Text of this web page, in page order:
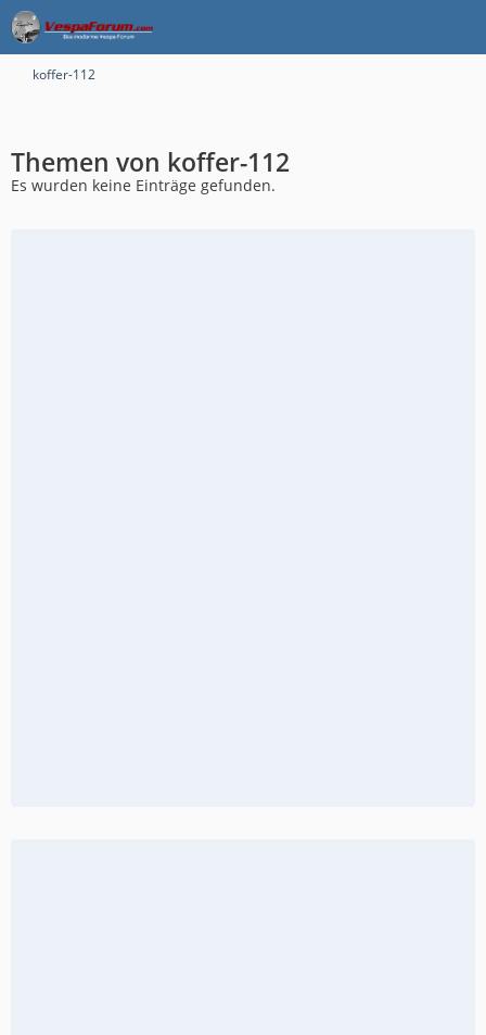
koffer-112
Themen von koffer-112
Es wurden keine Einträge gefunden.